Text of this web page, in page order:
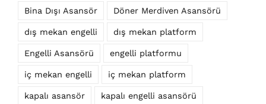
Bina Dışı Asansör Döner Merdiven Asansörü
dış mekan engelli dış mekan platform
Engelli Asansörü engelli platformu
iç mekan engelli iç mekan platform
kapalı asansör kapalı engelli asansörü